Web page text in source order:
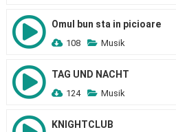
Omul bun sta in picioare
108 Musik
TAG UND NACHT
124 Musik
KNIGHTCLUB